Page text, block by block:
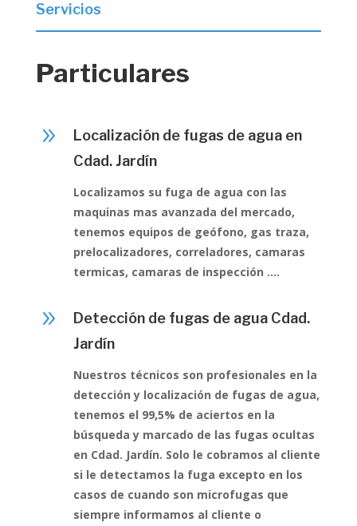
Servicios
Particulares
9
Localización de fugas de agua en
Cdad. Jardín
Localizamos su fuga de agua con las
maquinas mas avanzada del mercado,
tenemos equipos de geófono, gas traza,
prelocalizadores, correladores, camaras
termicas, camaras de inspección ….
9
Detección de fugas de agua Cdad.
Jardín
Nuestros técnicos son profesionales en la
detección y localización de fugas de agua,
tenemos el 99,5% de aciertos en la
búsqueda y marcado de las fugas ocultas
en Cdad. Jardín. Solo le cobramos al cliente
si le detectamos la fuga excepto en los
casos de cuando son microfugas que
siempre informamos al cliente o